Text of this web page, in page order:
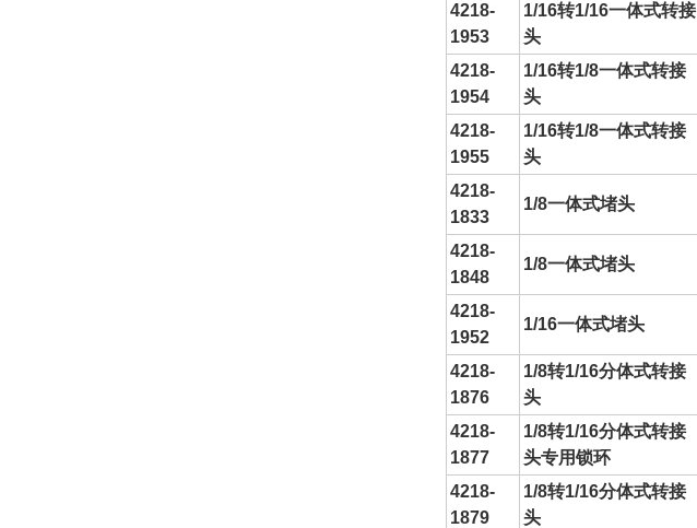
4218-
1953
1/16转1/16一体式转接
头
4218-
1954
1/16转1/8一体式转接
头
4218-
1955
1/16转1/8一体式转接
头
4218-
1833
1/8一体式堵头
4218-
1848
1/8一体式堵头
4218-
1952
1/16一体式堵头
4218-
1876
1/8转1/16分体式转接
头
4218-
1877
1/8转1/16分体式转接
头专用锁环
4218-
1879
1/8转1/16分体式转接
头